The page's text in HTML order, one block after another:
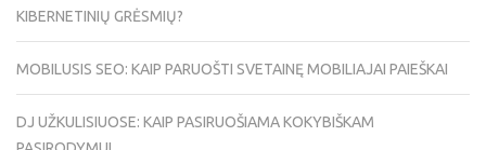
KIBERNETINIŲ GRĖSMIŲ?
MOBILUSIS SEO: KAIP PARUOŠTI SVETAINĘ MOBILIAJAI PAIEŠKAI
DJ UŽKULISIUOSE: KAIP PASIRUOŠIAMA KOKYBIŠKAM